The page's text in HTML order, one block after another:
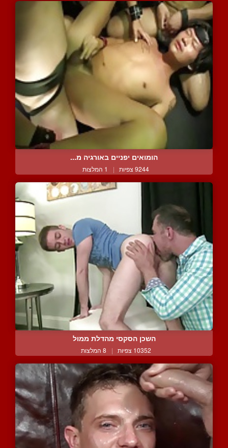
הומואים יפניים באורגיה מ...
9244 צפיות | 1 המלצות
השכן הסקסי מהדלת ממול
10352 צפיות | 8 המלצות